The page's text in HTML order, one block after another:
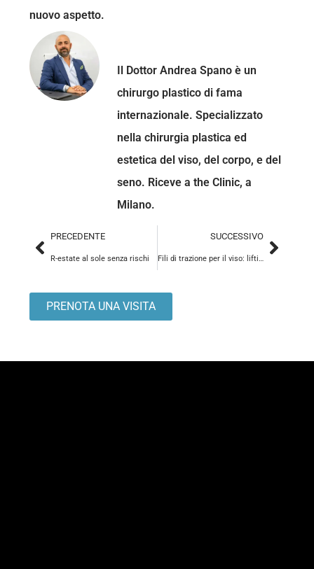
nuovo aspetto.
Il Dottor Andrea Spano è un
chirurgo plastico di fama
internazionale. Specializzato
nella chirurgia plastica ed
estetica del viso, del corpo, e del
seno. Riceve a the Clinic, a
Milano.
PRECEDENTE
R-estate al sole senza rischi
SUCCESSIVO
Fili di trazione per il viso: lifting senza bisturi
PRENOTA UNA VISITA